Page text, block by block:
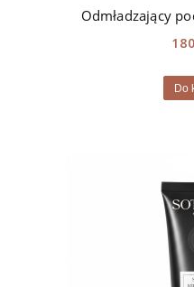
Odmładzający
Do